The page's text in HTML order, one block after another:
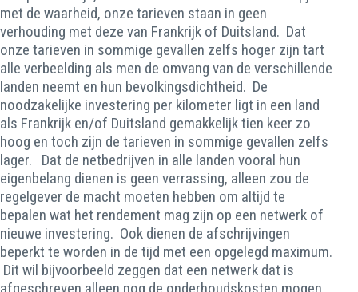
met de waarheid, onze tarieven staan in geen
verhouding met deze van Frankrijk of Duitsland. Dat
onze tarieven in sommige gevallen zelfs hoger zijn tart
alle verbeelding als men de omvang van de verschillende
landen neemt en hun bevolkingsdichtheid. De
noodzakelijke investering per kilometer ligt in een land
als Frankrijk en/of Duitsland gemakkelijk tien keer zo
hoog en toch zijn de tarieven in sommige gevallen zelfs
lager. Dat de netbedrijven in alle landen vooral hun
eigenbelang dienen is geen verrassing, alleen zou de
regelgever de macht moeten hebben om altijd te
bepalen wat het rendement mag zijn op een netwerk of
nieuwe investering. Ook dienen de afschrijvingen
beperkt te worden in de tijd met een opgelegd maximum.
Dit wil bijvoorbeeld zeggen dat een netwerk dat is